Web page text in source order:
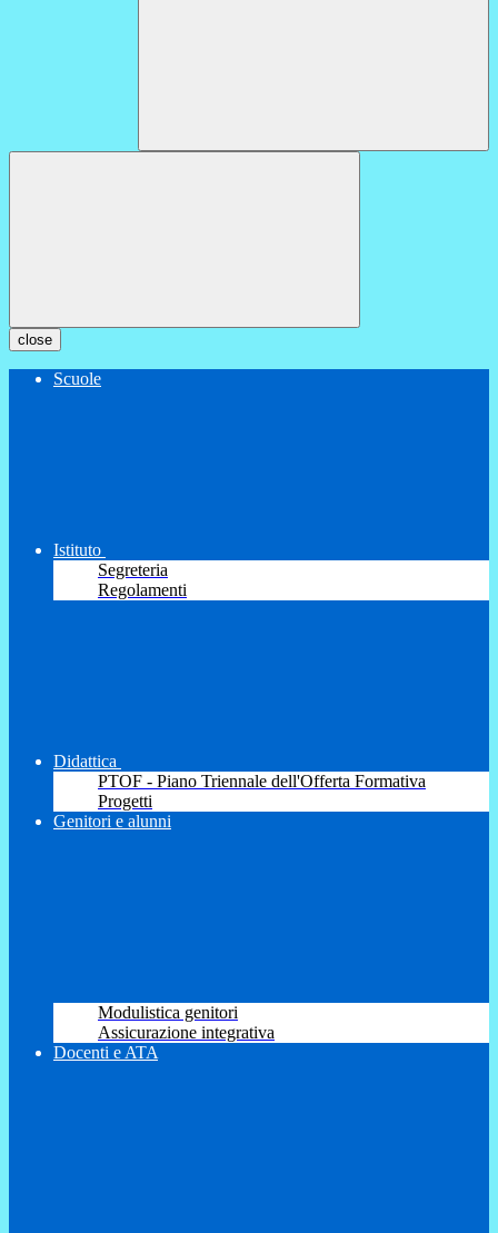
close
Scuole
Istituto
Segreteria
Regolamenti
Didattica
PTOF - Piano Triennale dell'Offerta Formativa
Progetti
Genitori e alunni
Modulistica genitori
Assicurazione integrativa
Docenti e ATA